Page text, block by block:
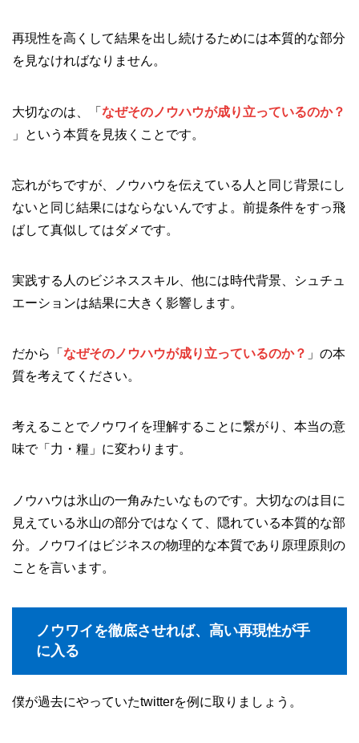
再現性を高くして結果を出し続けるためには本質的な部分
を見なければなりません。
大切なのは、「 なぜそのノウハウが成り立っているのか？
」という本質を見抜くことです。
忘れがちですが、ノウハウを伝えている人と同じ背景にし
ないと同じ結果にはならないんですよ。前提条件をすっ飛
ばして真似してはダメです。
実践する人のビジネススキル、他には時代背景、シュチュ
エーションは結果に大きく影響します。
だから「 なぜそのノウハウが成り立っているのか？ 」の本
質を考えてください。
考えることでノウワイを理解することに繋がり、本当の意
味で「力・糧」に変わります。
ノウハウは氷山の一角みたいなものです。大切なのは目に
見えている氷山の部分ではなくて、隠れている本質的な部
分。ノウワイはビジネスの物理的な本質であり原理原則の
ことを言います。
ノウワイを徹底させれば、高い再現性が手
に入る
僕が過去にやっていたtwitterを例に取りましょう。